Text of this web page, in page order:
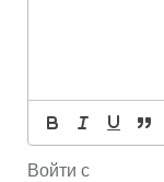
Войти с